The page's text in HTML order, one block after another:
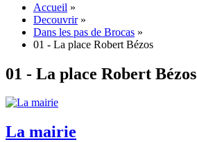
Accueil »
Decouvrir »
Dans les pas de Brocas »
01 - La place Robert Bézos
01 - La place Robert Bézos
La mairie